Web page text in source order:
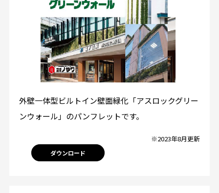
外壁一体型ビルトイン壁面緑化「アスロックグリー
ンウォール」のパンフレットです。
※2023年8月更新
ダウンロード